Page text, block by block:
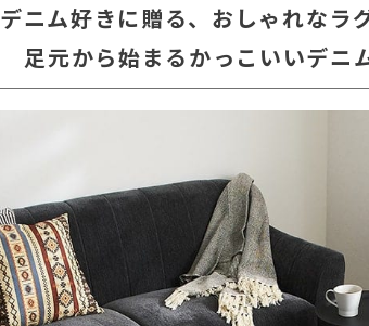
デニム好きに贈る、おしゃれなラ
足元から始まるかっこいいデニ